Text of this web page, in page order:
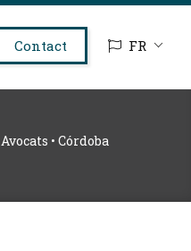
Contact FR
Avocats • Córdoba